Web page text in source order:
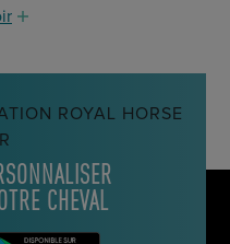
ROYAL HORSE
CHEVAL